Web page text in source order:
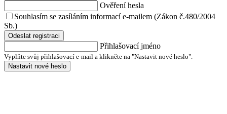
Ověření hesla
Souhlasím se zasíláním informací e-mailem (Zákon č.480/2004
Sb.)
Odeslat registraci
Přihlašovací jméno
Vyplňte svůj přihlašovací e-mail a klikněte na "Nastavit nové heslo".
Nastavit nové heslo